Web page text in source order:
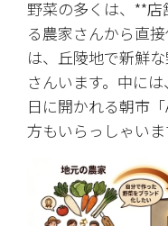
野菜の多くは、**
る農家さんから直
は、丘陵地で新鮮
さんいます。中に
日に開かれる朝市
方もいらっしゃいま